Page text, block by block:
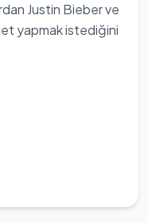
Justin Bieber ve
yapmak istediğini